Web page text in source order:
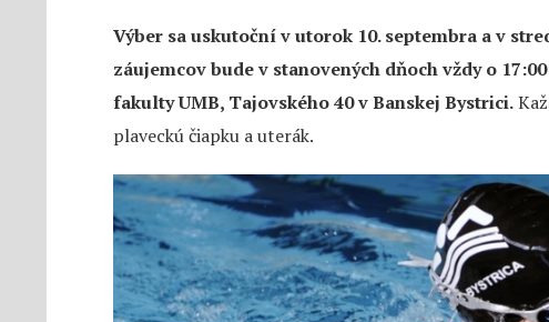
Výber sa uskutoční v utorok 10. septembra a v
záujemcov bude v stanovených dňoch vždy o
fakulty UMB, Tajovského 40 v Banskej Bystrici.
plaveckú čiapku a uterák.